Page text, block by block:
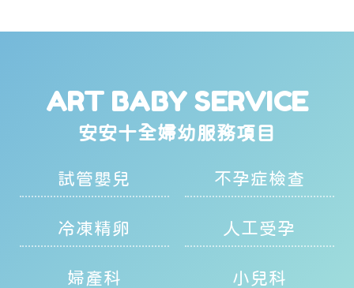
ART BABY SERVICE
安安十全婦幼服務項目
試管嬰兒 不孕症檢查
冷凍精卵 人工受孕
婦產科 小兒科